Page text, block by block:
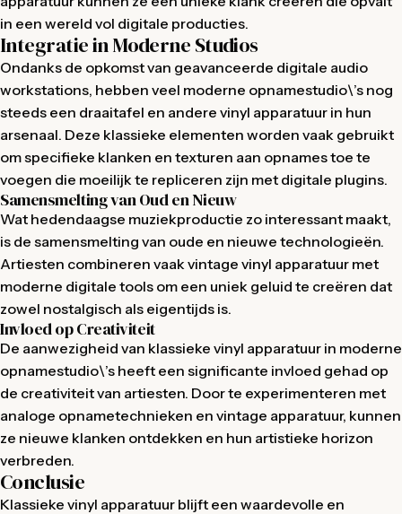
in een wereld vol digitale producties.
Integratie in Moderne Studios
Ondanks de opkomst van geavanceerde digitale audio
workstations, hebben veel moderne opnamestudio\’s nog
steeds een draaitafel en andere vinyl apparatuur in hun
arsenaal. Deze klassieke elementen worden vaak gebruikt
om specifieke klanken en texturen aan opnames toe te
voegen die moeilijk te repliceren zijn met digitale plugins.
Samensmelting van Oud en Nieuw
Wat hedendaagse muziekproductie zo interessant maakt,
is de samensmelting van oude en nieuwe technologieën.
Artiesten combineren vaak vintage vinyl apparatuur met
moderne digitale tools om een uniek geluid te creëren dat
zowel nostalgisch als eigentijds is.
Invloed op Creativiteit
De aanwezigheid van klassieke vinyl apparatuur in moderne
opnamestudio\’s heeft een significante invloed gehad op
de creativiteit van artiesten. Door te experimenteren met
analoge opnametechnieken en vintage apparatuur, kunnen
ze nieuwe klanken ontdekken en hun artistieke horizon
verbreden.
Conclusie
Klassieke vinyl apparatuur blijft een waardevolle en